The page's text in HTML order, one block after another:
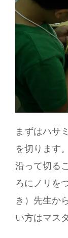
まずはハサ
を切ります
沿って切る
ろにノリを
き）先生か
い方はマス